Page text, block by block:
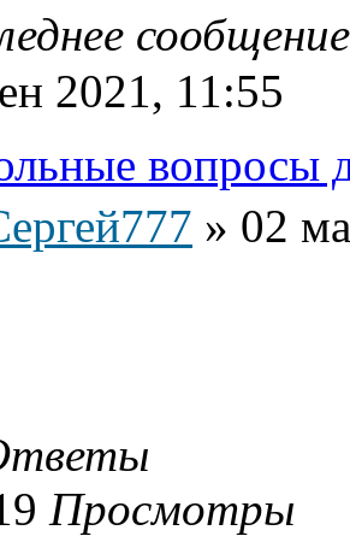
2021, 11:55
вопросы
» 02
Просмотры